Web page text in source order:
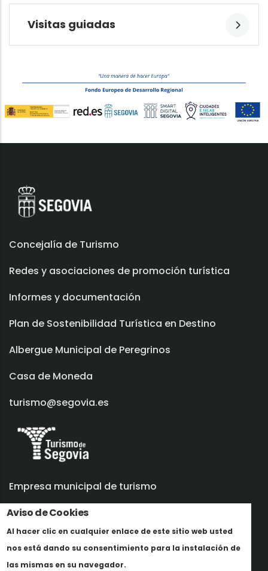
Aviso de Cookies
Al hacer clic en cualquier enlace de este sitio web usted
nos está dando su consentimiento para la instalación de
las mismas en su navegador.
Visitas guiadas
Concejalía de Turismo
Redes y asociaciones de promoción turística
Informes y documentación
Plan de Sostenibilidad Turística en Destino
Albergue Municipal de Peregrinos
Casa de Moneda
turismo@segovia.es
Empresa municipal de turismo
Trabaja con nosotros
Informes y documentación
Perfil del contratante